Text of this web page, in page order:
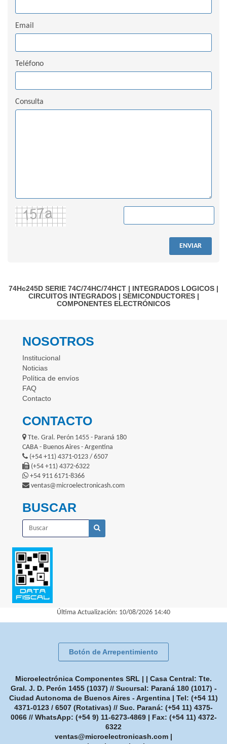
Email
Teléfono
Consulta
ENVIAR
74Hc245D SERIE 74C/74HC/74HCT | INTEGRADOS LOGICOS |
CIRCUITOS INTEGRADOS| SEMICONDUCTORES|
COMPONENTES ELECTRÓNICOS
NOSOTROS
Institucional
Noticias
Política de envíos
FAQ
Contacto
CONTACTO
Tte. Gral. Perón 1455 - Paraná 180
CABA - Buenos Aires - Argentina
(+54 +11) 4371-0123 / 6507
(+54 +11) 4372-6322
+54 911 6171-8366
ventas@microelectronicash.com
BUSCAR
Última Actualización: 10/08/2026 14:40
Botón de Arrepentimiento
Microelectrónica Componentes SRL | | Casa Central: Tte.
Gral. J. D. Perón 1455 (1037) // Sucursal: Paraná 180 (1017) -
Ciudad Autonoma de Buenos Aires - Argentina | Tel: (+54 11)
4371-0123 / 6507 (Rotativas) // Suc. Paraná: (+54 11) 4375-
0066 // WhatsApp: (+54 9) 11-6273-4869| Fax: (+54 11) 4372-
6322
ventas@microelectronicash.com |